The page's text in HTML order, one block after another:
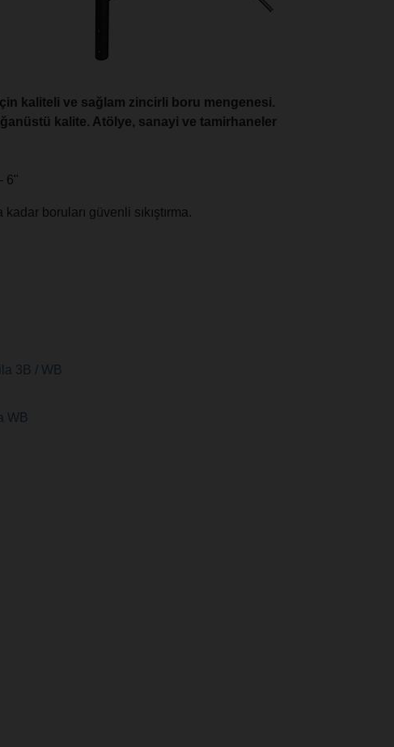
kaliteli ve sağlam zincirli boru mengenesi.
kalite. Atölye, sanayi ve tamirhaneler
6"
kadar boruları güvenli sıkıştırma.
3B / WB
WB